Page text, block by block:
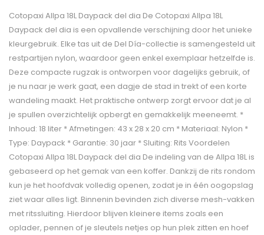
Cotopaxi Allpa 18L Daypack del dia De Cotopaxi Allpa 18L
Daypack del dia is een opvallende verschijning door het unieke
kleurgebruik. Elke tas uit de Del Día-collectie is samengesteld uit
restpartijen nylon, waardoor geen enkel exemplaar hetzelfde is.
Deze compacte rugzak is ontworpen voor dagelijks gebruik, of
je nu naar je werk gaat, een dagje de stad in trekt of een korte
wandeling maakt. Het praktische ontwerp zorgt ervoor dat je al
je spullen overzichtelijk opbergt en gemakkelijk meeneemt. *
Inhoud: 18 liter * Afmetingen: 43 x 28 x 20 cm * Materiaal: Nylon *
Type: Daypack * Garantie: 30 jaar * Sluiting: Rits Voordelen
Cotopaxi Allpa 18L Daypack del dia De indeling van de Allpa 18L is
gebaseerd op het gemak van een koffer. Dankzij de rits rondom
kun je het hoofdvak volledig openen, zodat je in één oogopslag
ziet waar alles ligt. Binnenin bevinden zich diverse mesh-vakken
met ritssluiting. Hierdoor blijven kleinere items zoals een
oplader, pennen of je sleutels netjes op hun plek zitten en hoef